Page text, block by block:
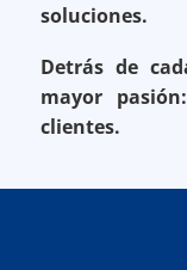
soluciones.
Detrás de
mayor
clientes.